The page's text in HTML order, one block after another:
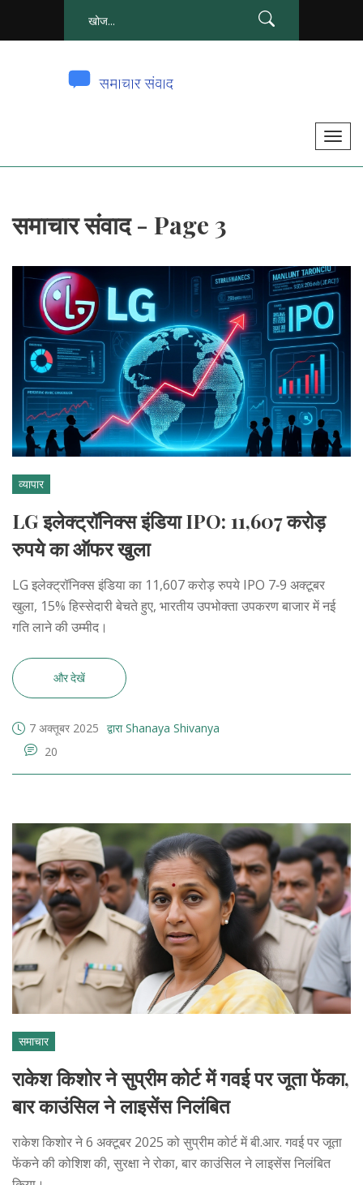
टॉ
लि
त
क
र
ना
समाचार संवाद - Page 3
व्यापार
LG इलेक्ट्रॉनिक्स इंडिया IPO: 11,607 करोड़
रुपये का ऑफर खुला
LG इलेक्ट्रॉनिक्स इंडिया का 11,607 करोड़ रुपये IPO 7‑9 अक्टूबर
खुला, 15% हिस्सेदारी बेचते हुए, भारतीय उपभोक्ता उपकरण बाजार में नई
गति लाने की उम्मीद।
और देखें
7 अक्तूबर 2025 द्वारा Shanaya Shivanya
20
समाचार
राकेश किशोर ने सुप्रीम कोर्ट में गवई पर जूता फेंका,
बार काउंसिल ने लाइसेंस निलंबित
राकेश किशोर ने 6 अक्टूबर 2025 को सुप्रीम कोर्ट में बी.आर. गवई पर जूता
फेंकने की कोशिश की, सुरक्षा ने रोका, बार काउंसिल ने लाइसेंस निलंबित